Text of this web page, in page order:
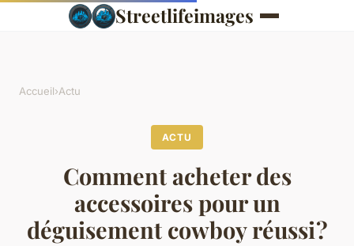
Streetlifeimages
Accueil›Actu
ACTU
Comment acheter des
accessoires pour un
déguisement cowboy réussi ?